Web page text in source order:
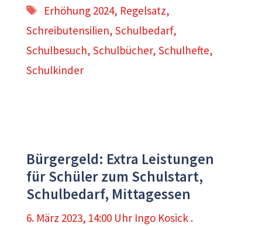
Schlagwörter
Erhöhung 2024, Regelsatz,
Schreibutensilien, Schulbedarf,
Schulbesuch, Schulbücher, Schulhefte,
Schulkinder
Bürgergeld: Extra Leistungen
für Schüler zum Schulstart,
Schulbedarf, Mittagessen
6. März 2023, 14:00 Uhr Ingo Kosick .